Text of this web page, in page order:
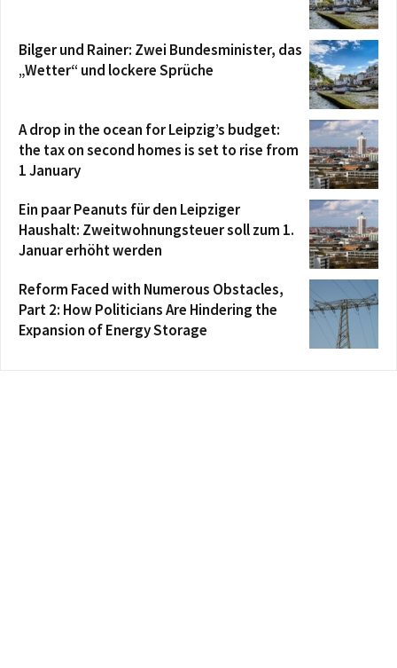
Bilger und Rainer: Zwei Bundesminister, das
„Wetter“ und lockere Sprüche
A drop in the ocean for Leipzig’s budget:
the tax on second homes is set to rise from
1 January
Ein paar Peanuts für den Leipziger
Haushalt: Zweitwohnungsteuer soll zum 1.
Januar erhöht werden
Reform Faced with Numerous Obstacles,
Part 2: How Politicians Are Hindering the
Expansion of Energy Storage